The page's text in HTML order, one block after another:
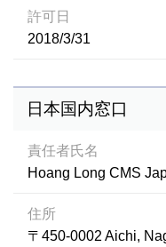
許可日
2018/3/31
日本国内窓口
責任者氏名
Hoang Long CMS
住所
〒450-0002 Aichi,